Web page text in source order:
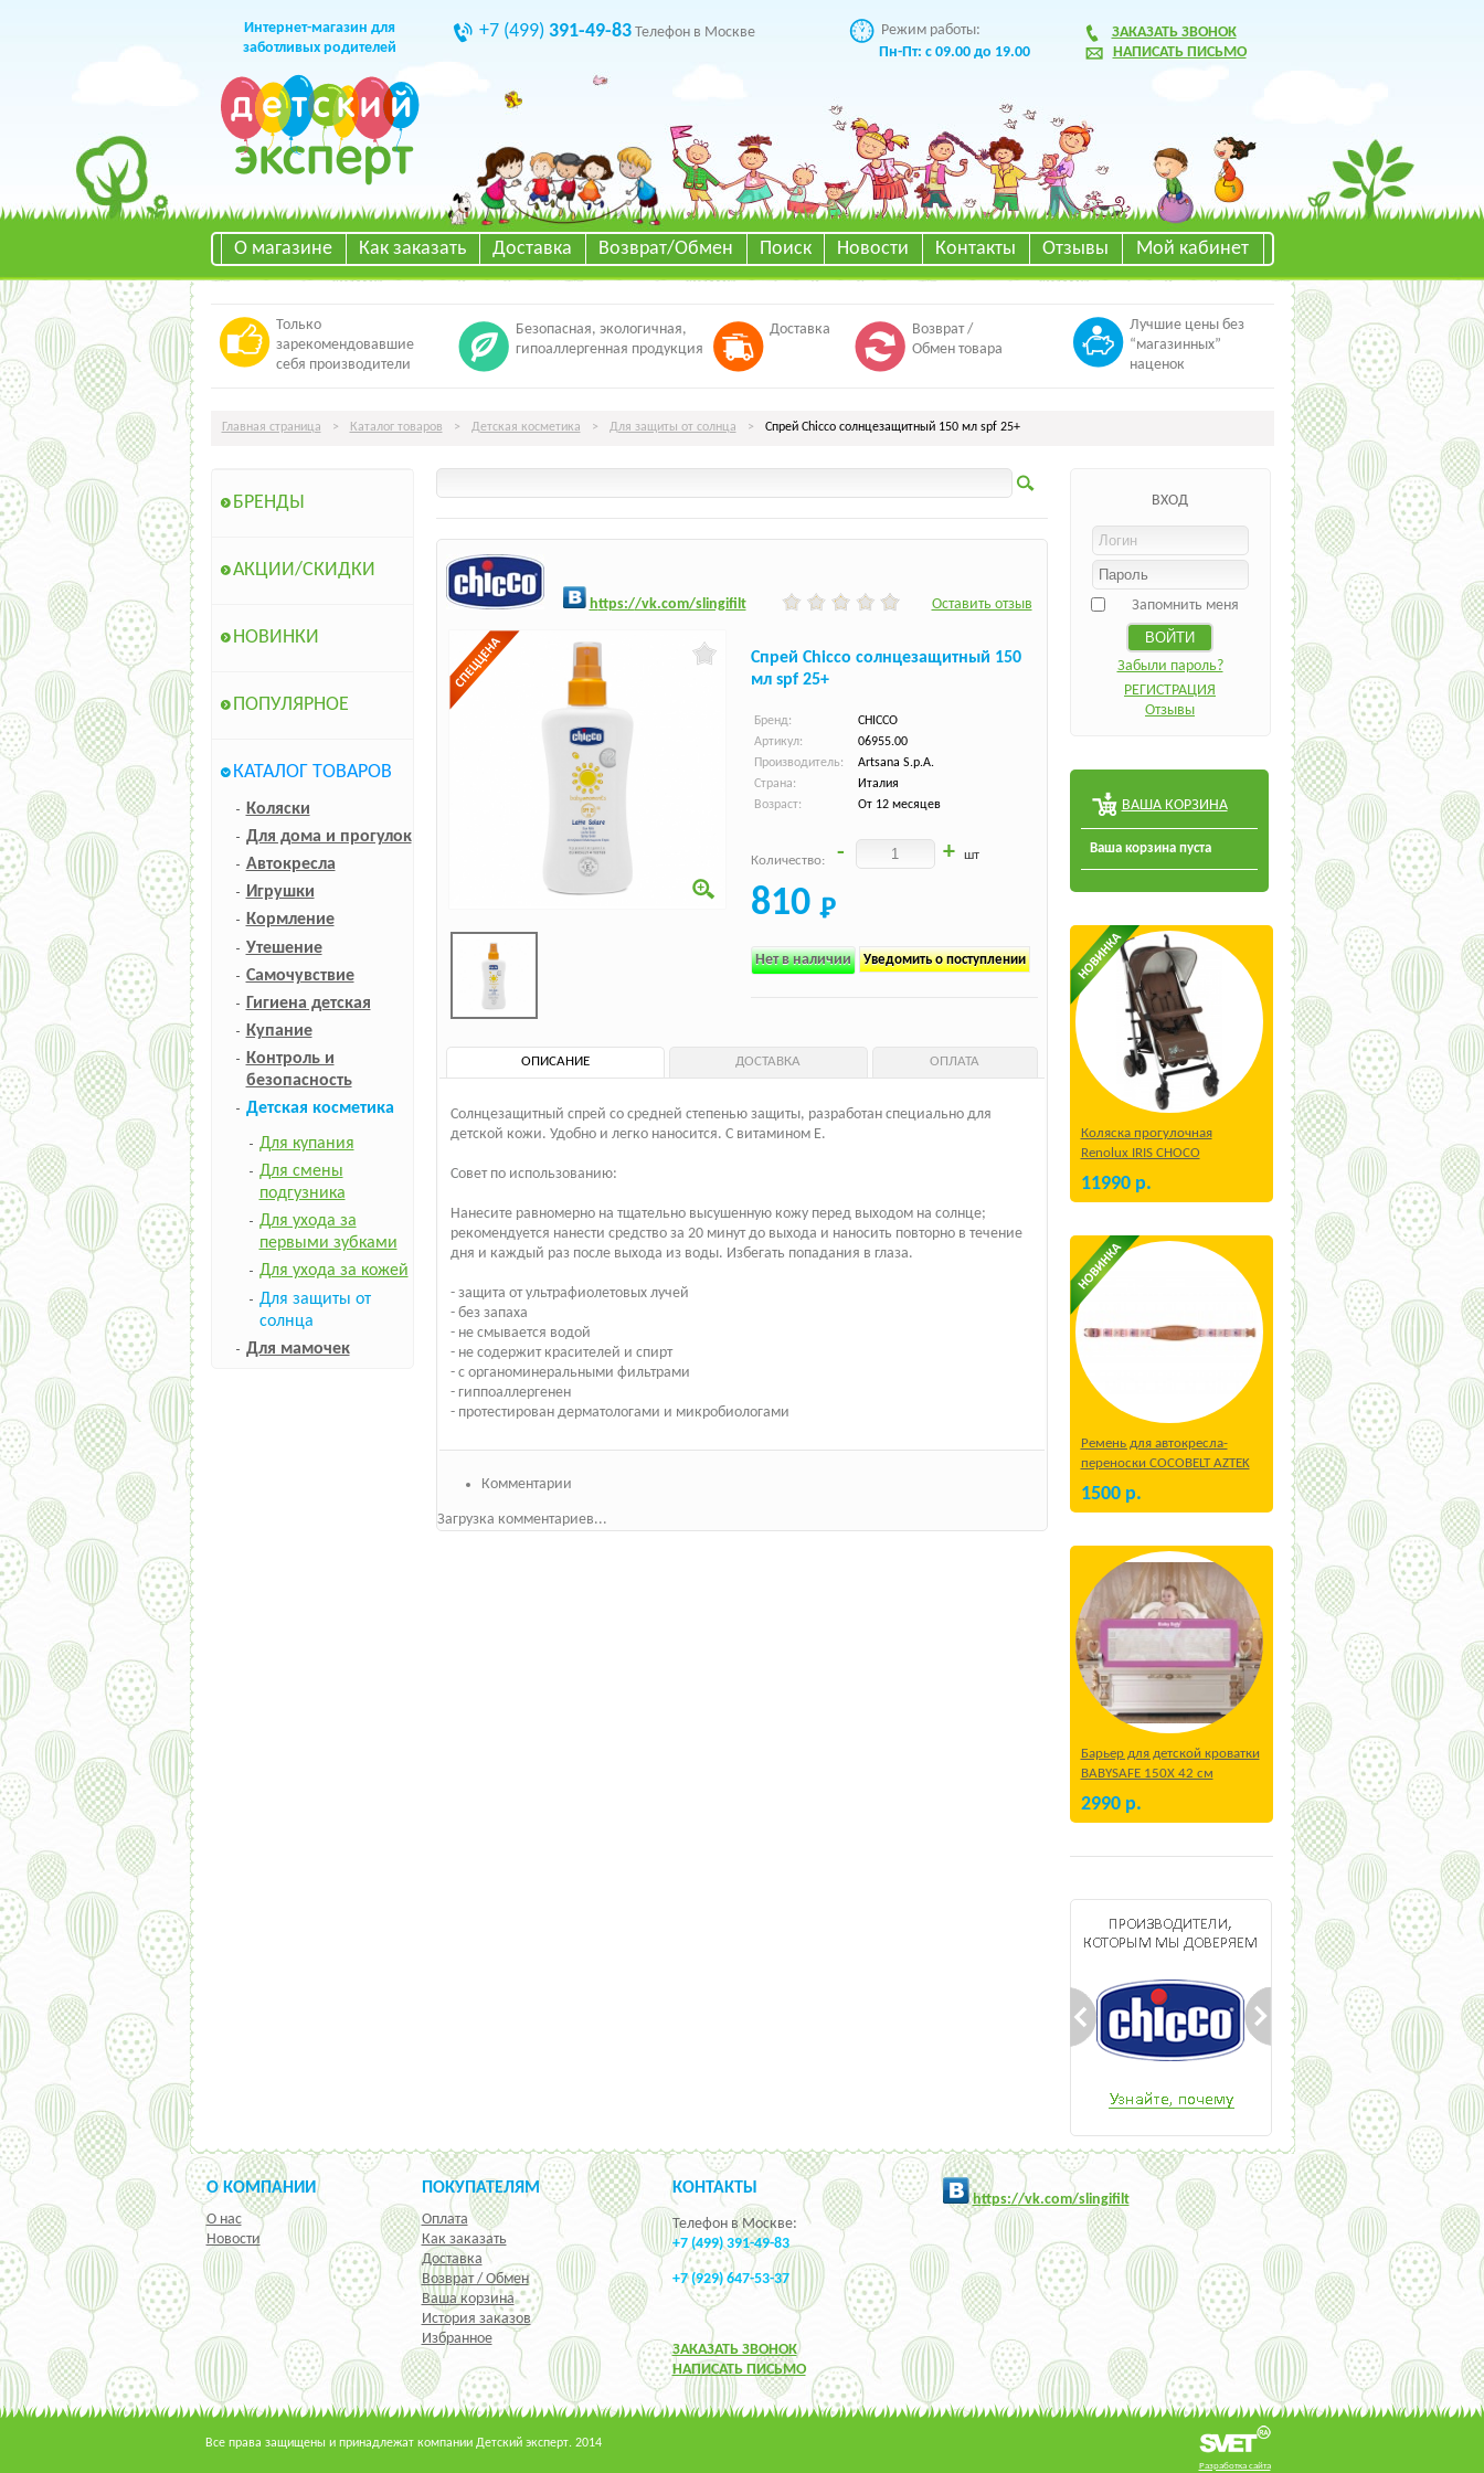
Интернет-магазин для
заботливых родителей
+7 (499) 391-49-83Телефон в Москве
Режим работы:
Пн-Пт: с 09.00 до 19.00
ЗАКАЗАТЬ ЗВОНОК
НАПИСАТЬ ПИСЬМО
О магазине Как заказать Доставка Возврат/Обмен Поиск Новости Контакты Отзывы Мой кабинет
Только
зарекомендовавшие
себя производители
Безопасная, экологичная,
гипоаллергенная продукция
Доставка
Возврат /
Обмен товара
Лучшие цены без
“магазинных”
наценок
Главная страница > Каталог товаров > Детская косметика > Для защиты от солнца > Спрей Chicco солнцезащитный 150 мл spf 25+
БРЕНДЫ
АКЦИИ/СКИДКИ
НОВИНКИ
ПОПУЛЯРНОЕ
КАТАЛОГ ТОВАРОВ
Коляски
Для дома и прогулок
Автокресла
Игрушки
Кормление
Утешение
Самочувствие
Гигиена детская
Купание
Контроль и
безопасность
Детская косметика
Для купания
Для смены
подгузника
Для ухода за
первыми зубками
Для ухода за кожей
Для защиты от
солнца
Для мамочек
https://vk.com/slingifilt Оставить отзыв
Спрей Chicco солнцезащитный 150
мл spf 25+
Бренд:
CHICCO
Артикул:
06955.00
Производитель:
Artsana S.p.A.
Страна:
Италия
Возраст:
От 12 месяцев
Количество: - + шт
810
Нет в наличии Уведомить о поступлении
ОПИСАНИЕ ДОСТАВКА ОПЛАТА
Солнцезащитный спрей со средней степенью защиты, разработан специально для
детской кожи. Удобно и легко наносится. С витамином Е.
Совет по использованию:
Нанесите равномерно на тщательно высушенную кожу перед выходом на солнце;
рекомендуется нанести средство за 20 минут до выхода и наносить повторно в течение
дня и каждый раз после выхода из воды. Избегать попадания в глаза.
- защита от ультрафиолетовых лучей
- без запаха
- не смывается водой
- не содержит красителей и спирт
- с органоминеральными фильтрами
- гиппоаллергенен
- протестирован дерматологами и микробиологами
Комментарии
Загрузка комментариев...
ВХОД
Запомнить меня
Забыли пароль?
РЕГИСТРАЦИЯ
Отзывы
ВАША КОРЗИНА
Ваша корзина пуста
Коляска прогулочная
Renolux IRIS CHOCO
11990 р.
Ремень для автокресла-
переноски COCOBELT AZTEK
1500 р.
Барьер для детской кроватки
BABYSAFE 150Х 42 см
Бежевый
2990 р.
О КОМПАНИИ
О нас
Новости
ПОКУПАТЕЛЯМ
Оплата
Как заказать
Доставка
Возврат / Обмен
Ваша корзина
История заказов
Избранное
КОНТАКТЫ
Телефон в Москве:
+7 (499) 391-49-83
+7 (929) 647-53-37
ЗАКАЗАТЬ ЗВОНОК
НАПИСАТЬ ПИСЬМО
https://vk.com/slingifilt
Разработка сайта
Все права защищены и принадлежат компании Детский эксперт. 2014